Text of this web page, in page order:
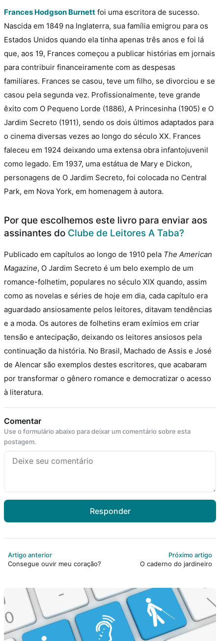
Frances Hodgson Burnett foi uma escritora de sucesso.
Nascida em 1849 na Inglaterra, sua família emigrou para os
Estados Unidos quando ela tinha apenas três anos e foi lá
que, aos 19, Frances começou a publicar histórias em jornais
para contribuir financeiramente com as despesas
familiares. Frances se casou, teve um filho, se divorciou e se
casou pela segunda vez. Profissionalmente, teve grande
êxito com O Pequeno Lorde (1886), A Princesinha (1905) e O
Jardim Secreto (1911), sendo os dois últimos adaptados para
o cinema diversas vezes ao longo do século XX. Frances
faleceu em 1924 deixando uma extensa obra infantojuvenil
como legado. Em 1937, uma estátua de Mary e Dickon,
personagens de O Jardim Secreto, foi colocada no Central
Park, em Nova York, em homenagem à autora.
Por que escolhemos este livro para enviar aos
assinantes do Clube de Leitores A Taba?
Publicado em capítulos ao longo de 1910 pela The American
Magazine, O Jardim Secreto é um belo exemplo de um
romance-folhetim, populares no século XIX quando, assim
como as novelas e séries de hoje em dia, cada capítulo era
aguardado ansiosamente pelos leitores, ditavam tendências
e a moda. Os autores de folhetins eram exímios em criar
tensão e antecipação, deixando os leitores ansiosos pela
continuação da história. No Brasil, Machado de Assis e José
de Alencar são exemplos destes escritores, que acabaram
por transformar o gênero romance e democratizar o acesso
à literatura.
Comentar
Use o formulário abaixo para deixar um comentário sobre esta
postagem.
Responder
Artigo anterior
Consegue ouvir meu coração?
Próximo artigo
O caderno do jardineiro